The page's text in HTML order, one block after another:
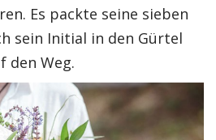
Es packte seine sieben
sein Initial in den Gürtel
den Weg.